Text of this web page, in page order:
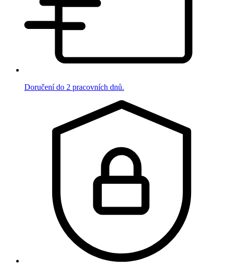
Doručení do 2 pracovních dnů.